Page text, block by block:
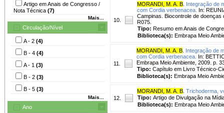
Artigo em Anais de Congresso /
Nota Técnica (7)
Mais...
Circulação/Nível
A - 2 (4)
B - 4 (4)
A - 1 (3)
B - 2 (3)
B - 5 (3)
Mais...
Ano
10.
MORANDI, M. A. B Integração de
com Cordia verbenacea. In:
Campinas. Biocontrole de
R075.
Tipo: Resumo em Anais de
Biblioteca(s): Embrapa Meio
11.
MORANDI, M. A. B Integração de
com Cordia verbenacea. In:
Embrapa Meio Ambiente, 2009. p.
Tipo: Capítulo em Livro Técnico-
Biblioteca(s): Embrapa Meio
12.
MORANDI, M. A. B Trichoderma,
Tipo: Artigo de Divulgação na
Biblioteca(s): Embrapa Meio